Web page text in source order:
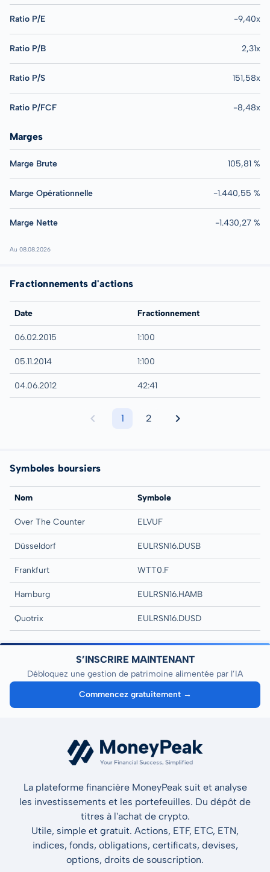
Ratio P/E -9,40x
Ratio P/B 2,31x
Ratio P/S 151,58x
Ratio P/FCF -8,48x
Marges
Marge Brute 105,81 %
Marge Opérationnelle -1.440,55 %
Marge Nette -1.430,27 %
Au 08.08.2026
Fractionnements d'actions
Date Fractionnement
06.02.2015 1:100
05.11.2014 1:100
04.06.2012 42:41
1 2
Symboles boursiers
Nom Symbole
Over The Counter ELVUF
Düsseldorf EULRSN16.DUSB
Frankfurt WTT0.F
Hamburg EULRSN16.HAMB
Quotrix EULRSN16.DUSD
S’INSCRIRE MAINTENANT
Débloquez une gestion de patrimoine alimentée par l’IA
Commencez gratuitement →
La plateforme financière MoneyPeak suit et analyse
les investissements et les portefeuilles. Du dépôt de
titres à l'achat de crypto.
Utile, simple et gratuit. Actions, ETF, ETC, ETN,
indices, fonds, obligations, certificats, devises,
options, droits de souscription.